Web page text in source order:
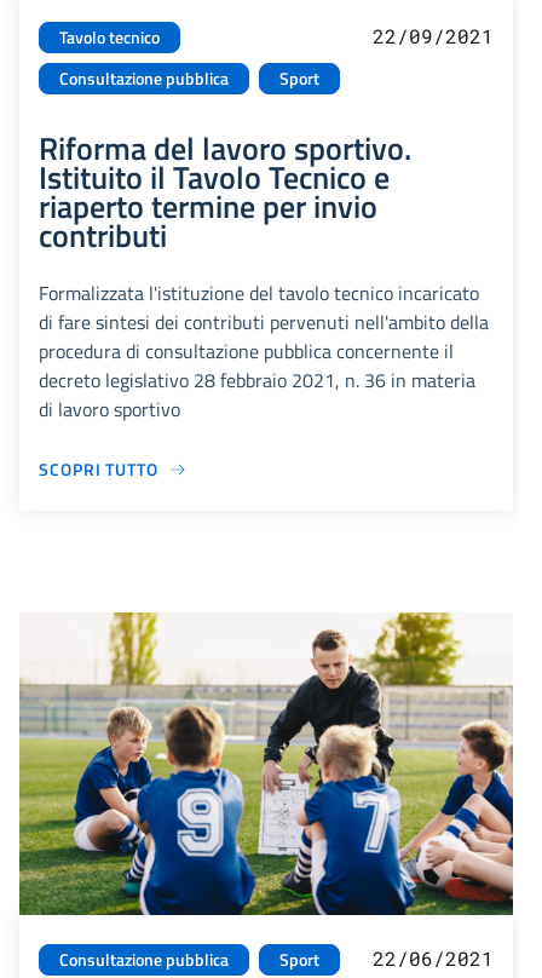
Tavolo tecnico
Consultazione pubblica
Sport
22/09/2021
Riforma del lavoro sportivo.
Istituito il Tavolo Tecnico e
riaperto termine per invio
contributi
Formalizzata l'istituzione del tavolo tecnico incaricato
di fare sintesi dei contributi pervenuti nell'ambito della
procedura di consultazione pubblica concernente il
decreto legislativo 28 febbraio 2021, n. 36 in materia
di lavoro sportivo
SCOPRI TUTTO
Consultazione pubblica Sport 22/06/2021